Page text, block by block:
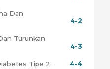
Dan
4-2
Turunkan
4-3
Tipe 2 4-4